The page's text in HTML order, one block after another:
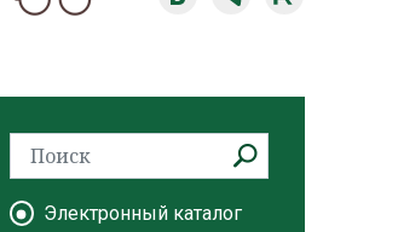
Электронный каталог